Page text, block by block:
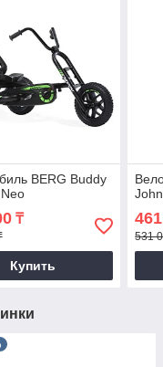
BERG Buddy
₸
Купить
531